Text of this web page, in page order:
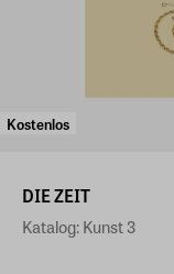
Kostenlos
DIE ZEIT
Katalog: Kunst 3